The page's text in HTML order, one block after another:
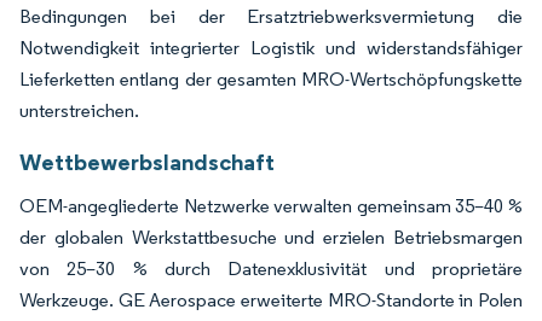
Bedingungen bei der Ersatztriebwerksvermietung die
Notwendigkeit integrierter Logistik und widerstandsfähiger
Lieferketten entlang der gesamten MRO-Wertschöpfungskette
unterstreichen.
Wettbewerbslandschaft
OEM-angegliederte Netzwerke verwalten gemeinsam 35–40 %
der globalen Werkstattbesuche und erzielen Betriebsmargen
von 25–30 % durch Datenexklusivität und proprietäre
Werkzeuge. GE Aerospace erweiterte MRO-Standorte in Polen